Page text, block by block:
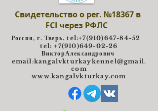
Свидетельство о рег. №18367 в
FCI через РФЛС
Россия, г. Тверь. tel:+7(910)647-84-52
tel: +7(910)649-02-26
ВикторАлександрович
email:kangalvkturkaykennel@gmail.
com
www.kangalvkturkay.com